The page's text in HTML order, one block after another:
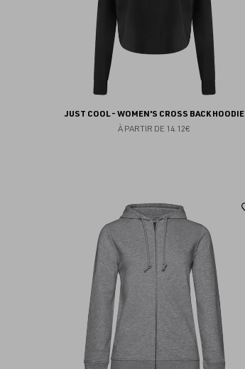
JUST COOL - WOMEN'S CROSS BACK HOODIE
À PARTIR DE 14.12€